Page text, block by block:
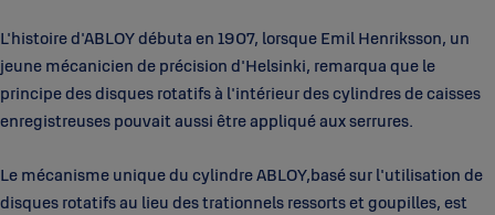
L'histoire d'ABLOY débuta en 1907, lorsque Emil Henriksson, un
jeune mécanicien de précision d'Helsinki, remarqua que le
principe des disques rotatifs à l'intérieur des cylindres de caisses
enregistreuses pouvait aussi être appliqué aux serrures.
Le mécanisme unique du cylindre ABLOY,basé sur l'utilisation de
disques rotatifs au lieu des trationnels ressorts et goupilles, est